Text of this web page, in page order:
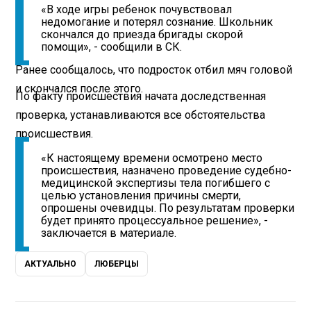
«В ходе игры ребенок почувствовал
недомогание и потерял сознание. Школьник
скончался до приезда бригады скорой
помощи», - сообщили в СК.
Ранее сообщалось, что подросток отбил мяч головой
и скончался после этого.
По факту происшествия начата доследственная
проверка, устанавливаются все обстоятельства
происшествия.
«К настоящему времени осмотрено место
происшествия, назначено проведение судебно-
медицинской экспертизы тела погибшего с
целью установления причины смерти,
опрошены очевидцы. По результатам проверки
будет принято процессуальное решение», -
заключается в материале.
АКТУАЛЬНО ЛЮБЕРЦЫ